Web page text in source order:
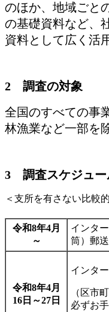
のほか、地域ごと
の基礎資料など、
資料として広く活
2 調査の対象
全国のすべての事
林漁業など一部を
3 調査スケジュー
＜支所を有さない比較
令和8年4月
～
インタ
筒）郵送
令和8年4月
16日～27日
インタ
（ 区市
必ずお